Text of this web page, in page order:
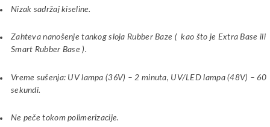
Nizak sadržaj kiseline.
Zahteva nanošenje tankog sloja Rubber Baze ( kao što je Extra Base ili
Smart Rubber Base ).
Vreme sušenja: UV lampa (36V) – 2 minuta, UV/LED lampa (48V) – 60
sekundi.
Ne peče tokom polimerizacije.